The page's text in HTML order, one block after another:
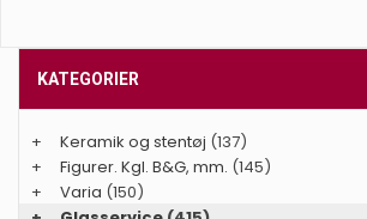
KATEGORIER
+ Keramik og stentøj (137)
+
Figurer. Kgl. B&G, mm. (145)
+
Varia (150)